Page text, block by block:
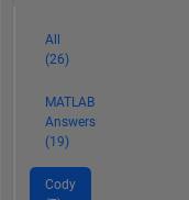
All
(26)
MATLAB
Answers
(19)
Cody